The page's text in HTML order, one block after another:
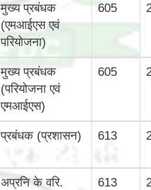
मुख्‍य प्रबंधक
(एमआईएस एवं
परियोजना)
605
मुख्‍य प्रबंधक
(परियोजना एवं
एमआईएस)
605
प्रबंधक (प्रशासन) 613
अप्रनि के वरि.
613